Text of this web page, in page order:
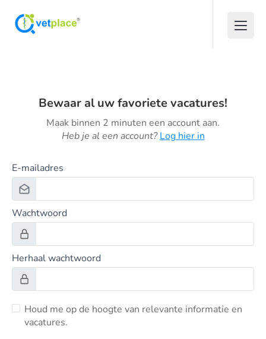
Bewaar al uw favoriete vacatures!
Maak binnen 2 minuten een account aan.
Heb je al een account? Log hier in
E-mailadres
Wachtwoord
Herhaal wachtwoord
Houd me op de hoogte van relevante informatie en
vacatures.